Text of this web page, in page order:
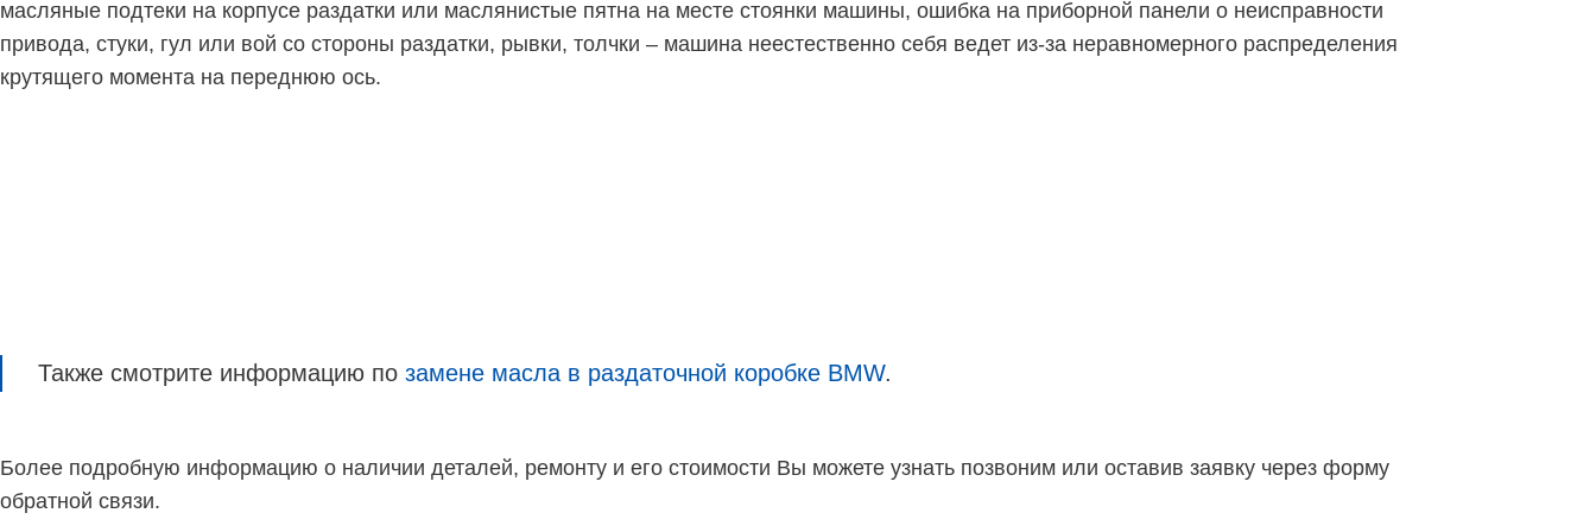
масляные подтеки на корпусе раздатки или маслянистые пятна на месте стоянки машины, ошибка на приборной панели о неисправности
привода, стуки, гул или вой со стороны раздатки, рывки, толчки – машина неестественно себя ведет из-за неравномерного распределения
крутящего момента на переднюю ось.
Также смотрите информацию по замене масла в раздаточной коробке BMW.
Более подробную информацию о наличии деталей, ремонту и его стоимости Вы можете узнать позвоним или оставив заявку через форму
обратной связи.